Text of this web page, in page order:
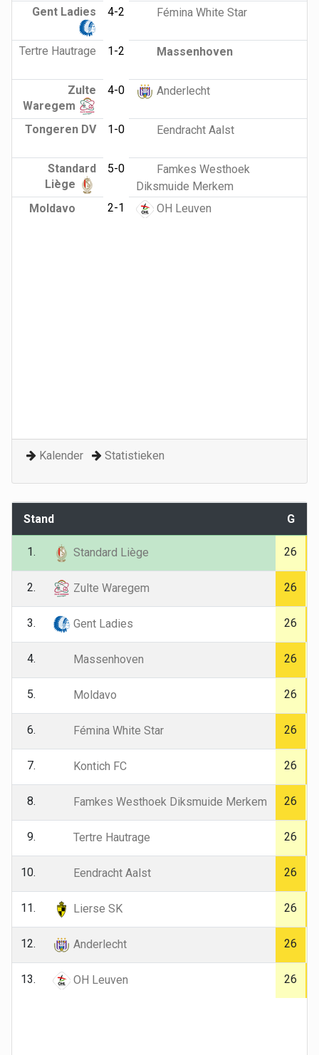
Gent Ladies
4-2 Fémina White Star
Tertre Hautrage 1-2 Massenhoven
Zulte
Waregem
4-0 Anderlecht
Tongeren DV 1-0 Eendracht Aalst
Standard
Liège
5-0
Famkes Westhoek
Diksmuide Merkem
Moldavo
2-1 OH Leuven
Kalender Statistieken
Stand G
1. Standard Liège 26
2. Zulte Waregem 26
3. Gent Ladies 26
4. Massenhoven 26
5. Moldavo 26
6. Fémina White Star 26
7. Kontich FC 26
8. Famkes Westhoek Diksmuide Merkem 26
9. Tertre Hautrage 26
10. Eendracht Aalst 26
11. Lierse SK 26
12. Anderlecht 26
13. OH Leuven 26